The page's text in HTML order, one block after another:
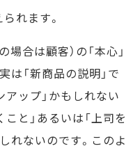
れます。
合は顧客）の「本心」
は「新商品の説明」で
アップ」かもしれない
と」あるいは「上司を
れないのです。このよ